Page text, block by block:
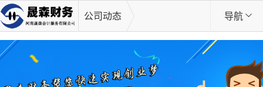
公司动态 导航